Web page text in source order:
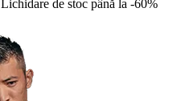
Lichidare de stoc până la -60%